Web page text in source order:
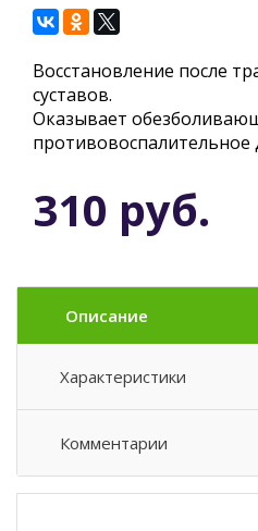
Восстановление после
суставов.
Оказывает
противовоспалительное
310 руб.
Описание
Характеристики
Комментарии